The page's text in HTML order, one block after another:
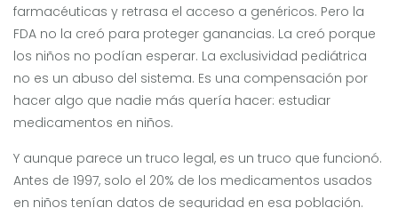
farmacéuticas y retrasa el acceso a genéricos. Pero la
FDA no la creó para proteger ganancias. La creó porque
los niños no podían esperar. La exclusividad pediátrica
no es un abuso del sistema. Es una compensación por
hacer algo que nadie más quería hacer: estudiar
medicamentos en niños.
Y aunque parece un truco legal, es un truco que funcionó.
Antes de 1997, solo el 20% de los medicamentos usados
en niños tenían datos de seguridad en esa población.